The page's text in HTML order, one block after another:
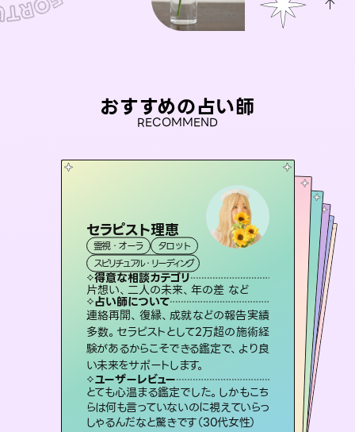
おすすめの占い師
RECOMMEND
セラピスト理恵
霊視・オーラ
タロット
スピリチュアル・リーディング
得意な相談カテゴリ
片想い、二人の未来、年の差 など
占い師について
連絡再開、復縁、成就などの報告実績
多数。セラピストとして2万超の施術経
験があるからこそできる鑑定で、より良
い未来をサポートします。
ユーザーレビュー
とても心温まる鑑定でした。しかもこち
らは何も言っていないのに視えていらっ
しゃるんだなと驚きです（30代女性）
桃源珠羽（とうげんみう）
霊視・オーラ タロット
スピリチュアル・リーディング
得意な相談カテゴリ
片想い、あの人の気持ち、復縁 など
占い師について
恋愛のお悩みの中でも特に「曖昧な関
係」の相談を得意としており、友達以上
恋人未満なお相手との今後や本音を丁
寧に読み解き恋愛成就へと導きます。
ユーザーレビュー
鑑定していただいてアドバイス通りに行
動すると仲が復活してきました。ありが
とうございました（40代 女性）
彗望（すいぼう
霊視・オーラ
スピリチュアル・リーディング
得意な相談カテゴリ
片想い、あの人の気持ち、復縁 など
占い師について
3,700年以上の歴史を持つ東洋最古の
占術「易占」で詳細まで占い、幸せへ向
かう道筋を示します。厳しい結果にも具
体的な対策をお伝えします。
ユーザーレビュー
複雑な背景もしっかり聞いて鑑定して
いただけました。気持ちが楽になりまし
た（50代 女性）
アイリス -iris-
西洋占星術
ルーン
得意な相談カテゴリ
恋愛総合、片想い、二人の未来 など
占い師について
復縁、恋愛、不倫の行方、同性愛や片思い、仕事関係や借金問題まで知りたいことや心の負担になっていることを紐解き、背中をそっと押して導きます。
ユーザーレビュー
安心感のあり、言い切ってくれる所や濁
さない鑑定のおかげで、毎回自分の気
持ちを整えられます（30代 男性）
未来視師＊花
霊視・オーラ
スピリチュアル・リーディング
得意な相談カテゴリ
出逢い、片想い、復縁 など
占い師について
未来には何パターンもの選択肢があり
ます。不安で視えにくくなっているあな
たの素敵な未来を見つけ、その未来を
選択できるようアドバイスします。
ユーザーレビュー
職場の人の性質や人間関係、本心など
本当によく視えていてびっくり。対策が
打てて前向きになれます（40代）
おう 霊感オラクル
霊視・オーラ
オラクルカード
得意な相談カテゴリ
恋愛総合、あの人の気持ち など
占い師について
霊視×オラクルカードを使って「今」と
「未来」そして「気になるあの人の気持
ち」まで丁寧に読み解き、恋や人生のヒ
ントを優しく引き出します。
ユーザーレビュー
不安な気持ちが嘘みたいに晴れまし
た…！よく視えていらっしゃるんだなと
感じました（40代 女性）